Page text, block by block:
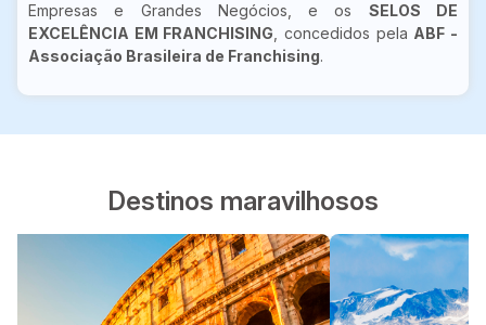
Empresas e Grandes Negócios, e os SELOS DE
EXCELÊNCIA EM FRANCHISING, concedidos pela ABF -
Associação Brasileira de Franchising.
Destinos maravilhosos